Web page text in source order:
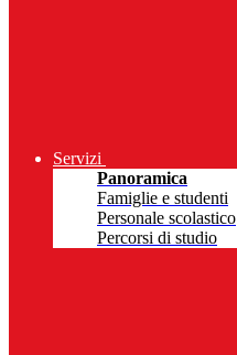
Servizi
Panoramica
Famiglie e studenti
Personale scolastico
Percorsi di studio